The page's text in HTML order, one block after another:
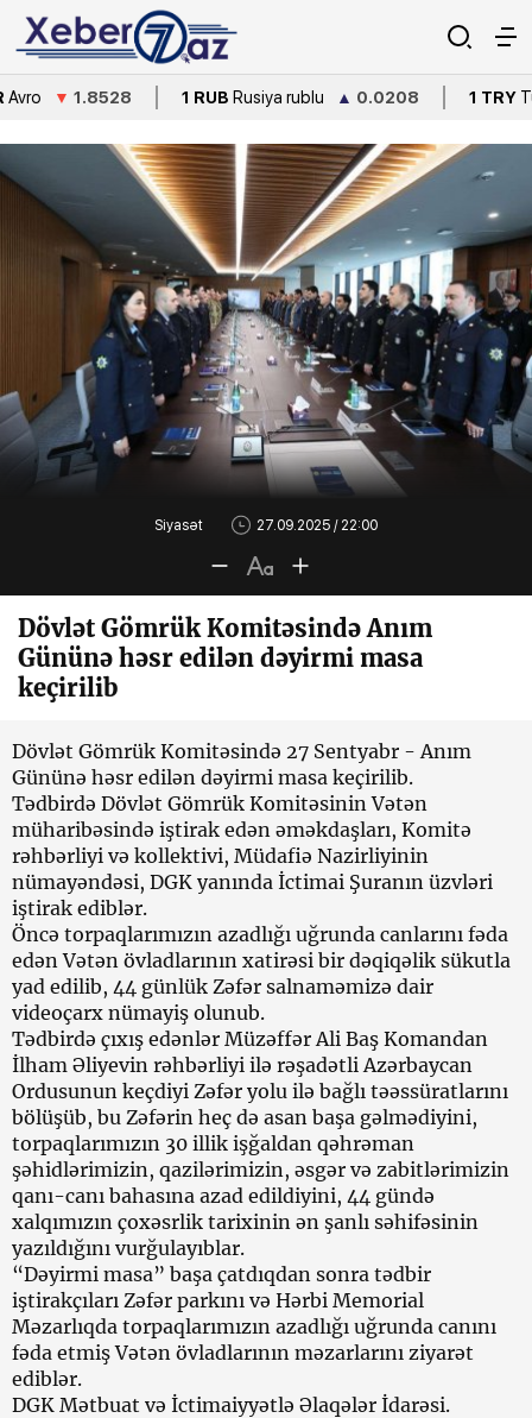
1 RUB Rusiya rublu ▲0.0208 1 TRY Türkiyə lirəsi
Siyasət 27.09.2025 / 22:00
Dövlət Gömrük Komitəsində Anım
Gününə həsr edilən dəyirmi masa
keçirilib
Dövlət Gömrük Komitəsində 27 Sentyabr - Anım
Gününə həsr edilən dəyirmi masa keçirilib.
Tədbirdə Dövlət Gömrük Komitəsinin Vətən
müharibəsində iştirak edən əməkdaşları, Komitə
rəhbərliyi və kollektivi, Müdafiə Nazirliyinin
nümayəndəsi, DGK yanında İctimai Şuranın üzvləri
iştirak ediblər.
Öncə torpaqlarımızın azadlığı uğrunda canlarını fəda
edən Vətən övladlarının xatirəsi bir dəqiqəlik sükutla
yad edilib, 44 günlük Zəfər salnaməmizə dair
videoçarx nümayiş olunub.
Tədbirdə çıxış edənlər Müzəffər Ali Baş Komandan
İlham Əliyevin rəhbərliyi ilə rəşadətli Azərbaycan
Ordusunun keçdiyi Zəfər yolu ilə bağlı təəssüratlarını
bölüşüb, bu Zəfərin heç də asan başa gəlmədiyini,
torpaqlarımızın 30 illik işğaldan qəhrəman
şəhidlərimizin, qazilərimizin, əsgər və zabitlərimizin
qanı-canı bahasına azad edildiyini, 44 gündə
xalqımızın çoxəsrlik tarixinin ən şanlı səhifəsinin
yazıldığını vurğulayıblar.
“Dəyirmi masa” başa çatdıqdan sonra tədbir
iştirakçıları Zəfər parkını və Hərbi Memorial
Məzarlıqda torpaqlarımızın azadlığı uğrunda canını
fəda etmiş Vətən övladlarının məzarlarını ziyarət
ediblər.
DGK Mətbuat və İctimaiyyətlə Əlaqələr İdarəsi.